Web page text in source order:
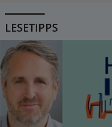
LESETIPPS